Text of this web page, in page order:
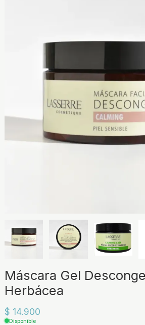
Máscara Gel
Herbácea
$ 14.900
Disponible